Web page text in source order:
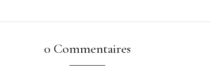
0 Commentaires